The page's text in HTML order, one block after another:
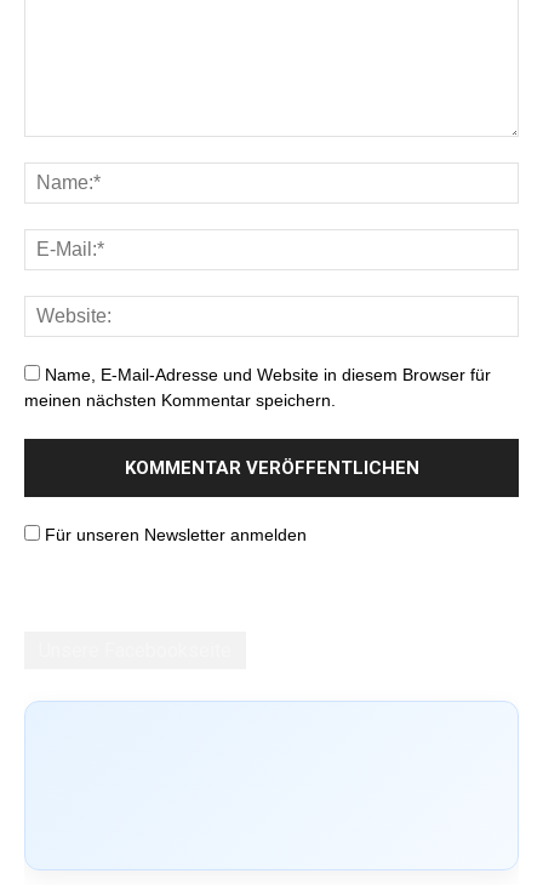
Name, E-Mail-Adresse und Website in diesem Browser für
meinen nächsten Kommentar speichern.
Für unseren Newsletter anmelden